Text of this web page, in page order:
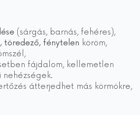
(sárgás, barnás, fehéres),
töredező, fénytelen köröm,
fájdalom, kellemetlen
nehézségek.
átterjedhet más körmökre,